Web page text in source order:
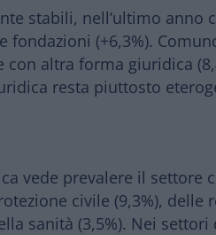
stabili, nell’ultimo
fondazioni (+6,3%).
altra forma giuridica
resta piuttosto
vede prevalere il settore
civile (9,3%),
sanità (3,5%). Nei